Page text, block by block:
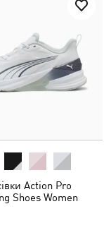
Action Pro
Shoes Women